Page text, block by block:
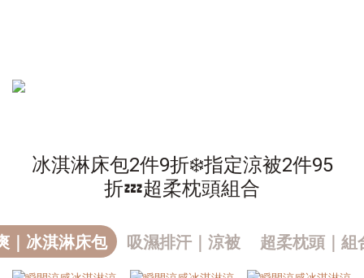
冰淇淋床包2件9折❄️指定涼被2件95
折💤超柔枕頭組合
｜冰淇淋床包 吸濕排汗｜涼被 超柔枕頭｜組